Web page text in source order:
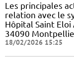
Les principales
relation avec le
Hôpital Saint Eloi
34090
18/02/2026 15:25